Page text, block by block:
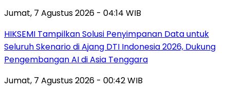
Jumat, 7 Agustus 2026 - 04:14 WIB
HIKSEMI Tampilkan Solusi Penyimpanan Data untuk
Seluruh Skenario di Ajang DTI Indonesia 2026, Dukung
Pengembangan AI di Asia Tenggara
Jumat, 7 Agustus 2026 - 00:42 WIB